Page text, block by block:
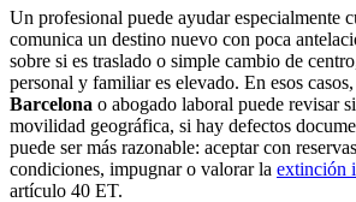
Un profesional puede ayudar especialmente
comunica un destino nuevo con poca
sobre si es traslado o simple cambio de
personal y familiar es elevado. En esos
Barcelona o abogado laboral puede revisar
movilidad geográfica, si hay defectos
puede ser más razonable: aceptar con
condiciones, impugnar o valorar la extinción
artículo 40 ET.